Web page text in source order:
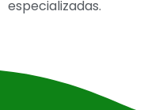
especializadas.